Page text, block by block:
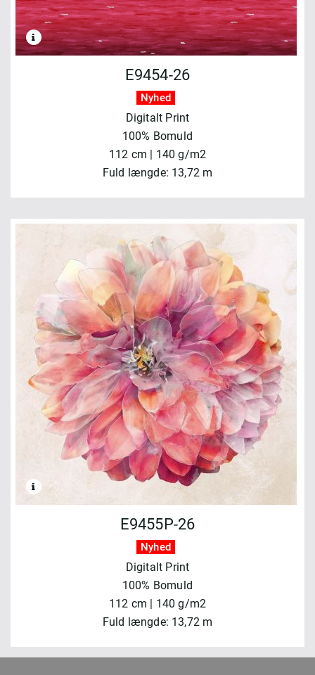
E9454-26
Nyhed
Digitalt Print
100% Bomuld
112 cm | 140 g/m2
Fuld længde: 13,72 m
E9455P-26
Nyhed
Digitalt Print
100% Bomuld
112 cm | 140 g/m2
Fuld længde: 13,72 m